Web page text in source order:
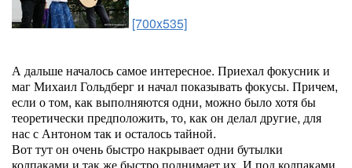
[700x535]
А дальше началось самое интересное. Приехал фокусник и
маг Михаил Гольдберг и начал показывать фокусы. Причем,
если о том, как выполняются одни, можно было хотя бы
теоретически предположить, то, как он делал другие, для
нас с Антоном так и осталось тайной.
Вот тут он очень быстро накрывает одни бутылки